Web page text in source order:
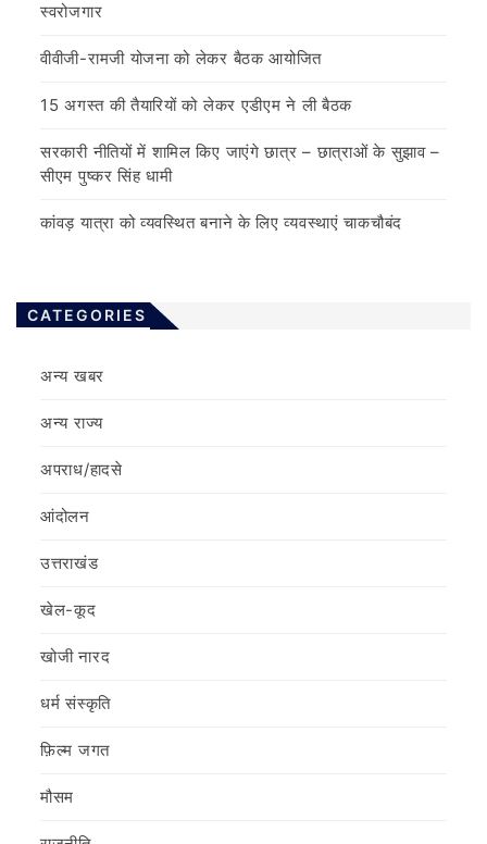
स्वरोजगार
वीवीजी-रामजी योजना को लेकर बैठक आयोजित
15 अगस्त की तैयारियों को लेकर एडीएम ने ली बैठक
सरकारी नीतियों में शामिल किए जाएंगे छात्र – छात्राओं के सुझाव –
सीएम पुष्कर सिंह धामी
कांवड़ यात्रा को व्यवस्थित बनाने के लिए व्यवस्थाएं चाकचौबंद
CATEGORIES
अन्य खबर
अन्य राज्य
अपराध/हादसे
आंदोलन
उत्तराखंड
खेल-कूद
खोजी नारद
धर्म संस्कृति
फ़िल्‍म जगत
मौसम